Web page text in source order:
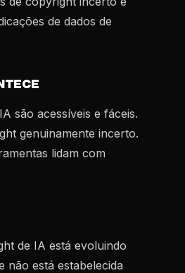
de dados de
são acessíveis e fáceis.
genuinamente incerto.
lidam com
de IA está evoluindo
não está estabelecida